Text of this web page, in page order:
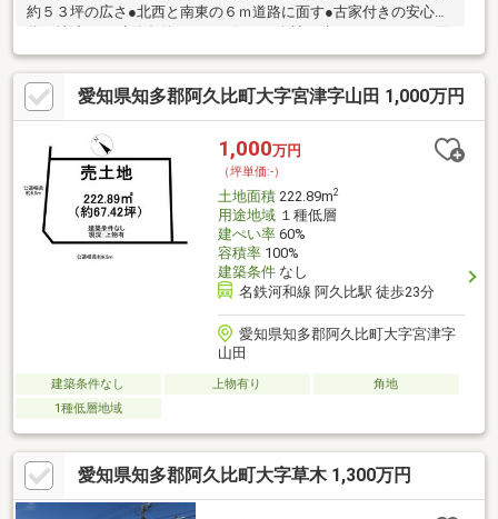
約５３坪の広さ●北西と南東の６ｍ道路に面す●古家付きの安心解
道路で陽当りも良好です。 ≪周辺環境のポイント≫●マルス東ヶ
丘店まで徒歩３分●高根台中央公園まで徒歩３分●東ヶ丘幼稚園ま
で徒歩８分 ＊スーパーや公園が徒歩３分と身近に揃います。穏や
かな生活が送れる住環境です。
愛知県知多郡阿久比町大字宮津字山田 1,000万円
1,000万円
（坪単価:-）
土地面積222.89m2
用途地域１種低層
建ぺい率60%
容積率100%
建築条件なし
名鉄河和線 阿久比駅 徒歩23分
愛知県知多郡阿久比町大字宮津字
山田
建築条件なし 上物有り
角地
1種低層地域
愛知県知多郡阿久比町大字草木 1,300万円